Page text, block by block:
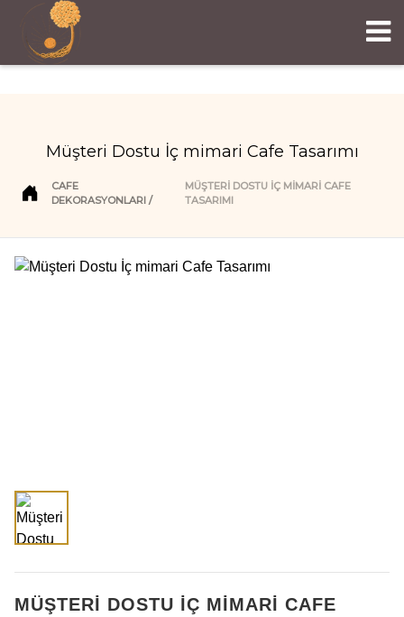
Müşteri Dostu İç mimari Cafe Tasarımı
CAFE
DEKORASYONLARI
MÜŞTERI DOSTU İÇ MIMARI CAFE
TASARIMI
MÜŞTERI DOSTU İÇ MIMARI CAFE